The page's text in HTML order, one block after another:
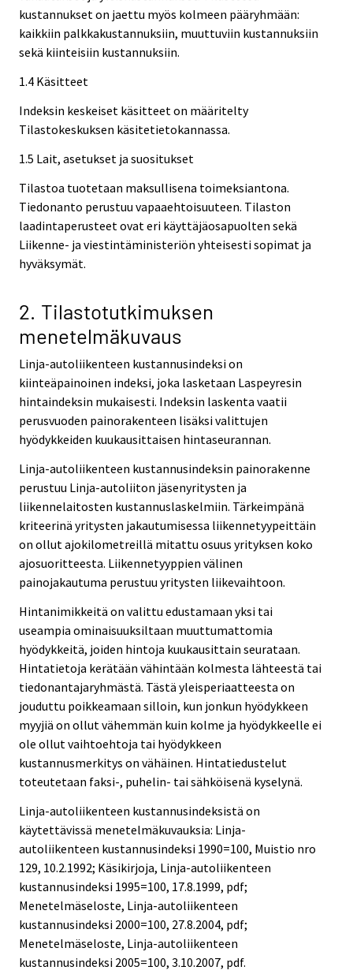
kustannukset on jaettu myös kolmeen pääryhmään:
kaikkiin palkkakustannuksiin, muuttuviin kustannuksiin
sekä kiinteisiin kustannuksiin.
1.4 Käsitteet
Indeksin keskeiset käsitteet on määritelty
Tilastokeskuksen käsitetietokannassa.
1.5 Lait, asetukset ja suositukset
Tilastoa tuotetaan maksullisena toimeksiantona.
Tiedonanto perustuu vapaaehtoisuuteen. Tilaston
laadintaperusteet ovat eri käyttäjäosapuolten sekä
Liikenne- ja viestintäministeriön yhteisesti sopimat ja
hyväksymät.
2. Tilastotutkimuksen
menetelmäkuvaus
Linja-autoliikenteen kustannusindeksi on
kiinteäpainoinen indeksi, joka lasketaan Laspeyresin
hintaindeksin mukaisesti. Indeksin laskenta vaatii
perusvuoden painorakenteen lisäksi valittujen
hyödykkeiden kuukausittaisen hintaseurannan.
Linja-autoliikenteen kustannusindeksin painorakenne
perustuu Linja-autoliiton jäsenyritysten ja
liikennelaitosten kustannuslaskelmiin. Tärkeimpänä
kriteerinä yritysten jakautumisessa liikennetyypeittäin
on ollut ajokilometreillä mitattu osuus yrityksen koko
ajosuoritteesta. Liikennetyyppien välinen
painojakautuma perustuu yritysten liikevaihtoon.
Hintanimikkeitä on valittu edustamaan yksi tai
useampia ominaisuuksiltaan muuttumattomia
hyödykkeitä, joiden hintoja kuukausittain seurataan.
Hintatietoja kerätään vähintään kolmesta lähteestä tai
tiedonantajaryhmästä. Tästä yleisperiaatteesta on
jouduttu poikkeamaan silloin, kun jonkun hyödykkeen
myyjiä on ollut vähemmän kuin kolme ja hyödykkeelle ei
ole ollut vaihtoehtoja tai hyödykkeen
kustannusmerkitys on vähäinen. Hintatiedustelut
toteutetaan faksi-, puhelin- tai sähköisenä kyselynä.
Linja-autoliikenteen kustannusindeksistä on
käytettävissä menetelmäkuvauksia: Linja-
autoliikenteen kustannusindeksi 1990=100, Muistio nro
129, 10.2.1992; Käsikirjoja, Linja-autoliikenteen
kustannusindeksi 1995=100, 17.8.1999, pdf;
Menetelmäseloste, Linja-autoliikenteen
kustannusindeksi 2000=100, 27.8.2004, pdf;
Menetelmäseloste, Linja-autoliikenteen
kustannusindeksi 2005=100, 3.10.2007, pdf.